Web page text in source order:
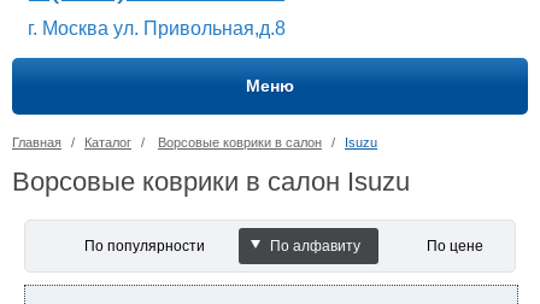
г. Москва ул. Привольная,д.8
Меню
Главная / Каталог / Ворсовые коврики в салон / Isuzu
Ворсовые коврики в салон Isuzu
По популярности По алфавиту По цене